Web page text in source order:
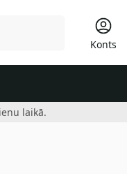
Konts
laikā.